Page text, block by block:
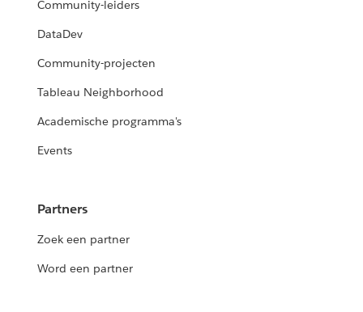
Community-leiders
DataDev
Community-projecten
Tableau Neighborhood
Academische programma's
Events
Partners
Zoek een partner
Word een partner